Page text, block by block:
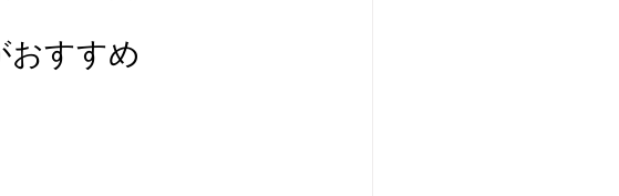
おすすめ